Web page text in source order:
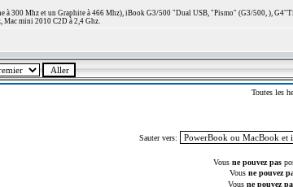
300 Mhz et un Graphite à 466 Mhz), iBook G3/500 "Dual USB, "Pismo" (G3/500, ),
Mac mini 2010 C2D à 2,4 Ghz.
Toutes les
Sauter vers:
Vous ne pouvez pas
Vous ne pouvez
Vous ne pouvez